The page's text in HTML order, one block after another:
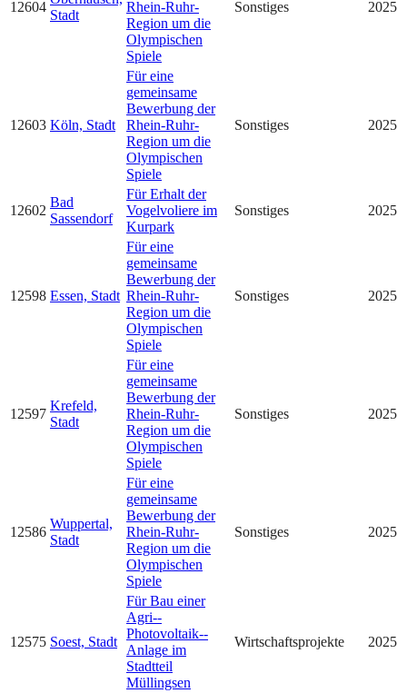
12604
Stadt
Rhein-Ruhr-
Region um die
Olympischen
Spiele
Sonstiges 2025
12603 Köln, Stadt
Für eine
gemeinsame
Bewerbung der
Rhein-Ruhr-
Region um die
Olympischen
Spiele
Sonstiges 2025
12602
Bad
Sassendorf
Für Erhalt der
Vogelvoliere im
Kurpark
Sonstiges 2025
12598 Essen, Stadt
Für eine
gemeinsame
Bewerbung der
Rhein-Ruhr-
Region um die
Olympischen
Spiele
Sonstiges 2025
12597
Krefeld,
Stadt
Für eine
gemeinsame
Bewerbung der
Rhein-Ruhr-
Region um die
Olympischen
Spiele
Sonstiges 2025
12586
Wuppertal,
Stadt
Für eine
gemeinsame
Bewerbung der
Rhein-Ruhr-
Region um die
Olympischen
Spiele
Sonstiges 2025
12575 Soest, Stadt
Für Bau einer
Agri-­
Photovoltaik-­
Anlage im
Stadtteil
Müllingsen
Wirtschaftsprojekte 2025